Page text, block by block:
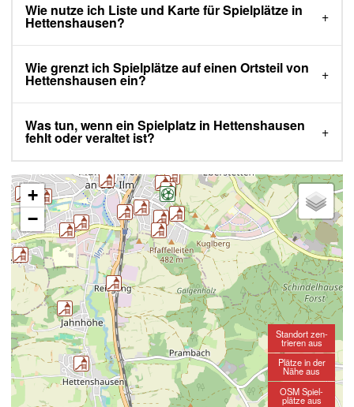
Wie nutze ich Liste und Karte für Spielplätze in
Hettenshausen?
Wie grenzt ich Spielplätze auf einen Ortsteil von
Hettenshausen ein?
Was tun, wenn ein Spielplatz in Hettenshausen
fehlt oder veraltet ist?
+
−
Standort zen-
trieren aus
Plätze in der
Nähe aus
OSM Spiel-
plätze aus